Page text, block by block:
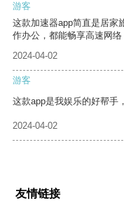
游客
这款加速器app简直是居家
作办公，都能畅享高速网络
2024-04-02
游客
这款app是我娱乐的好帮手
2024-04-02
友情链接